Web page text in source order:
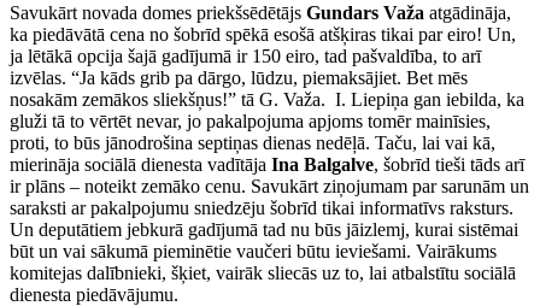
Savukārt novada domes priekšsēdētājs Gundars Važa atgādināja,
ka piedāvātā cena no šobrīd spēkā esošā atšķiras tikai par eiro! Un,
ja lētākā opcija šajā gadījumā ir 150 eiro, tad pašvaldība, to arī
izvēlas. “Ja kāds grib pa dārgo, lūdzu, piemaksājiet. Bet mēs
nosakām zemākos sliekšņus!” tā G. Važa. I. Liepiņa gan iebilda, ka
gluži tā to vērtēt nevar, jo pakalpojuma apjoms tomēr mainīsies,
proti, to būs jānodrošina septiņas dienas nedēļā. Taču, lai vai kā,
mierināja sociālā dienesta vadītāja Ina Balgalve, šobrīd tieši tāds arī
ir plāns – noteikt zemāko cenu. Savukārt ziņojumam par sarunām un
saraksti ar pakalpojumu sniedzēju šobrīd tikai informatīvs raksturs.
Un deputātiem jebkurā gadījumā tad nu būs jāizlemj, kurai sistēmai
būt un vai sākumā pieminētie vaučeri būtu ieviešami. Vairākums
komitejas dalībnieki, šķiet, vairāk sliecās uz to, lai atbalstītu sociālā
dienesta piedāvājumu.